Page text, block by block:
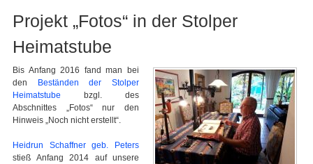
Projekt „Fotos“ in der Stolper
Heimatstube
Bis Anfang 2016 fand man bei
den
Beständen der Stolper
Heimatstube bzgl. des
Abschnittes „Fotos“ nur den
Hinweis „Noch nicht erstellt“.
Heidrun Schaffner geb. Peters
stieß Anfang 2014 auf unsere